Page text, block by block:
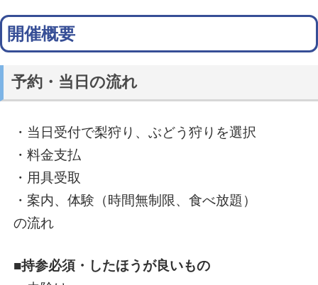
開催概要
予約・当日の流れ
・当日受付で梨狩り、ぶどう狩りを選択
・料金支払
・用具受取
・案内、体験（時間無制限、食べ放題）
の流れ
■持参必須・したほうが良いもの